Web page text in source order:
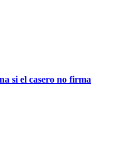
si el casero no firma